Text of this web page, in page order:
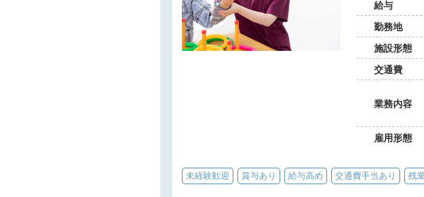
給与
勤務地
施設形態
交通費
業務内容
雇用形態
未経験歓迎 賞与あり 給与高め 交通費手当あり 残